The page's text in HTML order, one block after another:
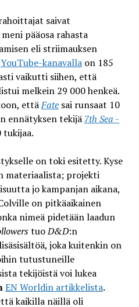
saivat
pääosa rahasta
eli striimauksen
YouTube-kanavallaon 185
vaikutti siihen, että
melkein 29 000 henkeä.
ettäFatesai runsaat 10
ennätyksen tekijä 7th Sea -
on toki esitetty. Kyse
materiaalista; projekti
jo kampanjan aikana,
on pitkäaikainen
nimeä pidetään laadun
tuoD&D:n
joka kuitenkin on
tutustuneille
tekijöistä voi lukea
EN Worldin artikkelista.
kaikilla näillä oli